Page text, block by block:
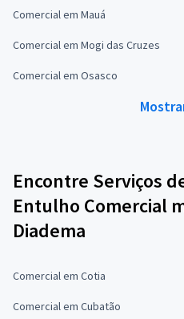
Comercial em Mauá
Comercial em Mogi das Cruzes
Comercial em Osasco
Encontre Serviços
Entulho Comercial
Diadema
Comercial em Cotia
Comercial em Cubatão